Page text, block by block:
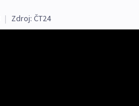
| Zdroj: ČT24